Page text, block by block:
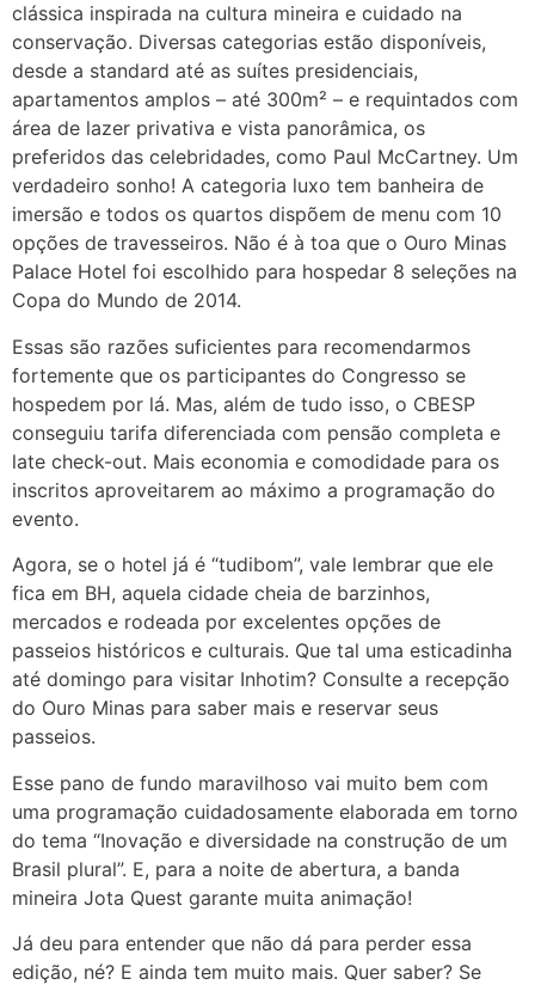
clássica inspirada na cultura mineira e cuidado na
conservação. Diversas categorias estão disponíveis,
desde a standard até as suítes presidenciais,
apartamentos amplos – até 300m² – e requintados com
área de lazer privativa e vista panorâmica, os
preferidos das celebridades, como Paul McCartney. Um
verdadeiro sonho! A categoria luxo tem banheira de
imersão e todos os quartos dispõem de menu com 10
opções de travesseiros. Não é à toa que o Ouro Minas
Palace Hotel foi escolhido para hospedar 8 seleções na
Copa do Mundo de 2014.
Essas são razões suficientes para recomendarmos
fortemente que os participantes do Congresso se
hospedem por lá. Mas, além de tudo isso, o CBESP
conseguiu tarifa diferenciada com pensão completa e
late check-out. Mais economia e comodidade para os
inscritos aproveitarem ao máximo a programação do
evento.
Agora, se o hotel já é “tudibom”, vale lembrar que ele
fica em BH, aquela cidade cheia de barzinhos,
mercados e rodeada por excelentes opções de
passeios históricos e culturais. Que tal uma esticadinha
até domingo para visitar Inhotim? Consulte a recepção
do Ouro Minas para saber mais e reservar seus
passeios.
Esse pano de fundo maravilhoso vai muito bem com
uma programação cuidadosamente elaborada em torno
do tema “Inovação e diversidade na construção de um
Brasil plural”. E, para a noite de abertura, a banda
mineira Jota Quest garante muita animação!
Já deu para entender que não dá para perder essa
edição, né? E ainda tem muito mais. Quer saber? Se